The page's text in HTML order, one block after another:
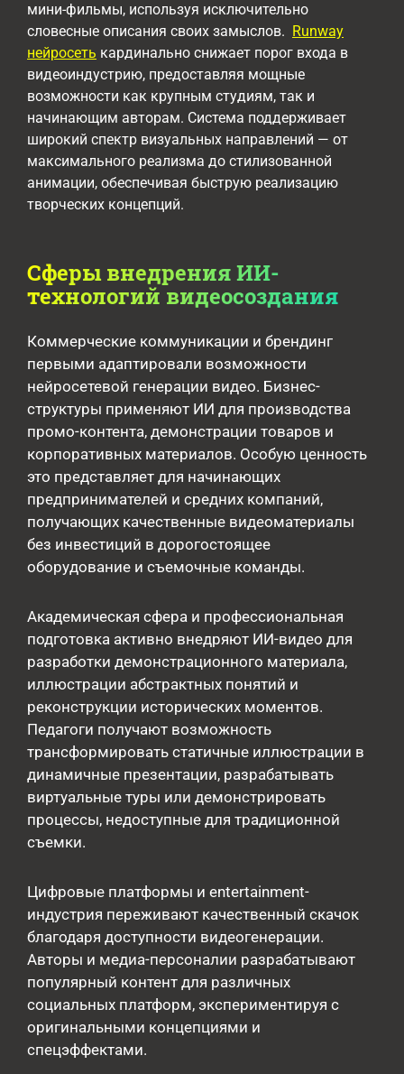
мини-фильмы, используя исключительно
словесные описания своих замыслов. Runway
нейросеть кардинально снижает порог входа в
видеоиндустрию, предоставляя мощные
возможности как крупным студиям, так и
начинающим авторам. Система поддерживает
широкий спектр визуальных направлений — от
максимального реализма до стилизованной
анимации, обеспечивая быструю реализацию
творческих концепций.
Сферы внедрения ИИ-
технологий видеосоздания
Коммерческие коммуникации и брендинг
первыми адаптировали возможности
нейросетевой генерации видео. Бизнес-
структуры применяют ИИ для производства
промо-контента, демонстрации товаров и
корпоративных материалов. Особую ценность
это представляет для начинающих
предпринимателей и средних компаний,
получающих качественные видеоматериалы
без инвестиций в дорогостоящее
оборудование и съемочные команды.
Академическая сфера и профессиональная
подготовка активно внедряют ИИ-видео для
разработки демонстрационного материала,
иллюстрации абстрактных понятий и
реконструкции исторических моментов.
Педагоги получают возможность
трансформировать статичные иллюстрации в
динамичные презентации, разрабатывать
виртуальные туры или демонстрировать
процессы, недоступные для традиционной
съемки.
Цифровые платформы и entertainment-
индустрия переживают качественный скачок
благодаря доступности видеогенерации.
Авторы и медиа-персоналии разрабатывают
популярный контент для различных
социальных платформ, экспериментируя с
оригинальными концепциями и
спецэффектами.